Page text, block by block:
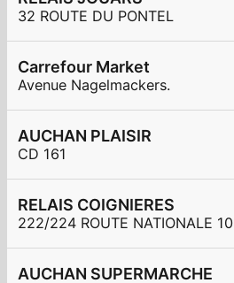
32 ROUTE DU PONTEL
Carrefour Market
Avenue Nagelmackers.
AUCHAN PLAISIR
CD 161
RELAIS COIGNIERES
222/224 ROUTE NATIONALE 10
AUCHAN SUPERMARCHE